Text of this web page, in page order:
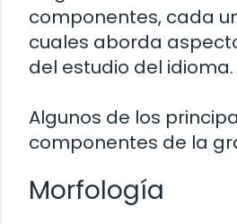
componentes, cada
cuales aborda
del estudio del idioma.
Algunos de los
componentes de la
Morfología